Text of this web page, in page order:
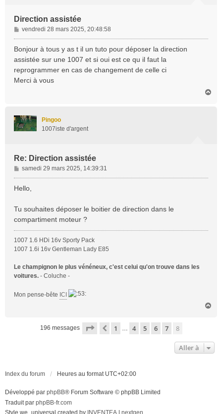
Direction assistée
M
e
s
g
e
vendredi 28 mars 2025, 20:48:58
Bonjour à tous y as t il un tuto pour déposer la direction
assistée sur une 1007 et si oui est ce qu il faut la
reprogrammer en cas de changement de celle ci
Merci à vous
Pingoo
1007iste d'argent
Re: Direction assistée
M
e
s
g
e
samedi 29 mars 2025, 14:39:31
Hello,
Tu souhaites déposer le boitier de direction dans le
compartiment moteur ?
1007 1.6 HDi 16v Sporty Pack
1007 1.6i 16v Gentleman Lady E85
Le champignon le plus vénéneux, c'est celui qu'on trouve dans les
voitures. - Coluche -
Mon pense-bête ICI
196 messages Page sur8
Précédente
1 … 4 5 6 7 8
Aller à
Index du forum Heures au format UTC+02:00
Développé par phpBB® Forum Software © phpBB Limited
Traduit par phpBB-fr.com
Style we_universal created by INVENTEA nextgen